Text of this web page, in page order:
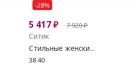
-28%
5 417₽ 7 920₽
Ситик
Стильные женски...
38 40